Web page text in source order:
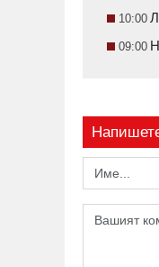
10:00
09:00